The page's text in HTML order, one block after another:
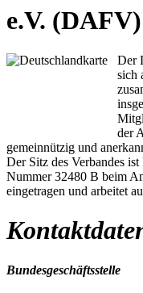
e.V. (DAFV)
Der
sich
der
gemeinnützig und
Der Sitz des Verbandes
Nummer 32480 B beim
eingetragen und arbeitet
Bundesgeschäftsstelle